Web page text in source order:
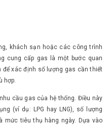
khách sạn hoặc các công trình
cung cấp gas là một bước quan
xác định số lượng gas cần thiết
hợp.
cầu gas của hệ thống. Điều này
(ví dụ: LPG hay LNG), số lượng
mức tiêu thụ hàng ngày. Dựa vào